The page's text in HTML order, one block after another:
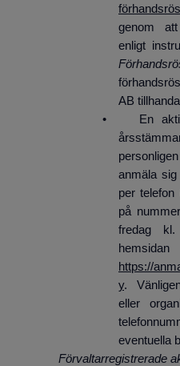
genom
enligt
AB
• En
anmäla
per telefon
på
fredag
hemsidan
https://
y.
eller
eventuella
Förvaltarregistrerade